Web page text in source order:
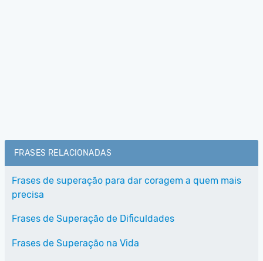
FRASES RELACIONADAS
Frases de superação para dar coragem a quem mais
precisa
Frases de Superação de Dificuldades
Frases de Superação na Vida